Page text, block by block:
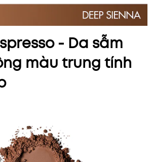
- Da sẫm
màu trung tính